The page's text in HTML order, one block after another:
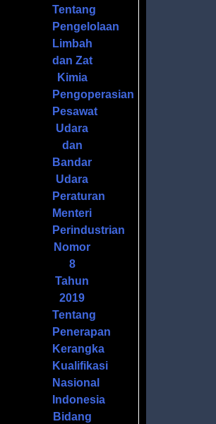
Tentang
Pengelolaan
Limbah
dan Zat
Kimia
Pengoperasian
Pesawat
Udara
dan
Bandar
Udara
Peraturan
Menteri
Perindustrian
Nomor
8
Tahun
2019
Tentang
Penerapan
Kerangka
Kualifikasi
Nasional
Indonesia
Bidang